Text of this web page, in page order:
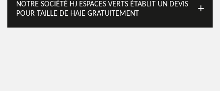
NOTRE SOCIÉTÉ HJ ESPACES VERTS ÉTABLIT UN DEVIS
POUR TAILLE DE HAIE GRATUITEMENT